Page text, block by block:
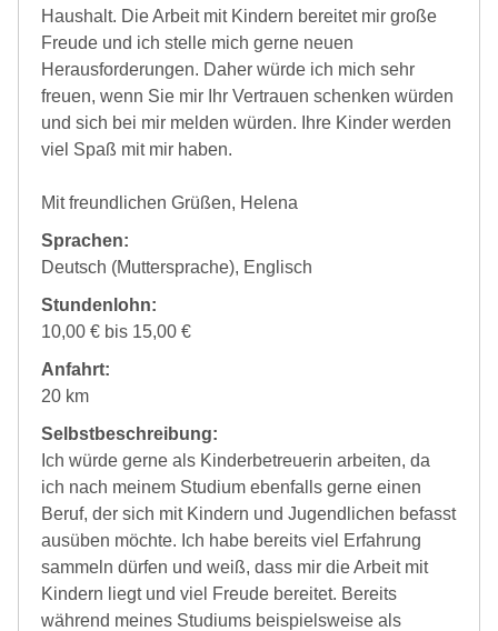
Haushalt. Die Arbeit mit Kindern bereitet mir große
Freude und ich stelle mich gerne neuen
Herausforderungen. Daher würde ich mich sehr
freuen, wenn Sie mir Ihr Vertrauen schenken würden
und sich bei mir melden würden. Ihre Kinder werden
viel Spaß mit mir haben.
Mit freundlichen Grüßen, Helena
Sprachen:
Deutsch (Muttersprache), Englisch
Stundenlohn:
10,00 € bis 15,00 €
Anfahrt:
20 km
Selbstbeschreibung:
Ich würde gerne als Kinderbetreuerin arbeiten, da
ich nach meinem Studium ebenfalls gerne einen
Beruf, der sich mit Kindern und Jugendlichen befasst
ausüben möchte. Ich habe bereits viel Erfahrung
sammeln dürfen und weiß, dass mir die Arbeit mit
Kindern liegt und viel Freude bereitet. Bereits
während meines Studiums beispielsweise als